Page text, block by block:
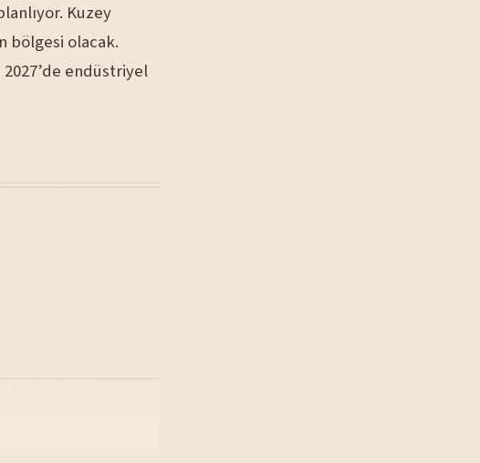
Kuzey
bölgesi olacak.
endüstriyel